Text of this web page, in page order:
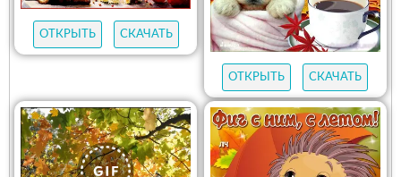
ОТКРЫТЬ СКАЧАТЬ
ОТКРЫТЬ СКАЧАТЬ